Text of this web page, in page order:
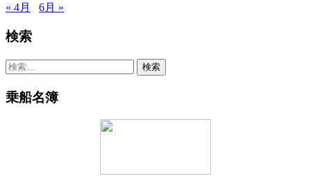
« 4月
6月 »
検索
検
乗船名簿